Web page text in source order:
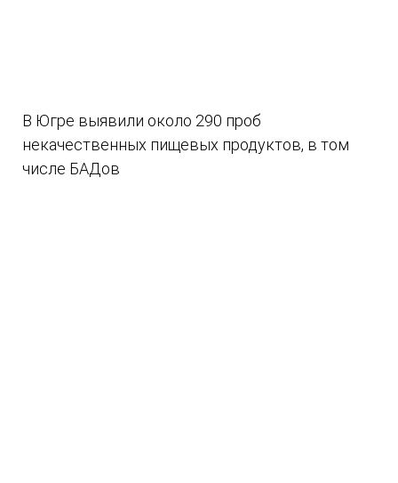
В Югре выявили около 290 проб
некачественных пищевых продуктов, в том
числе БАДов